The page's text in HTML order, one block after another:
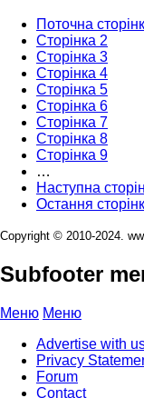
Поточна
Сторінка 2
Сторінка 3
Сторінка 4
Сторінка 5
Сторінка 6
Сторінка 7
Сторінка 8
Сторінка 9
…
Наступна
Остання
Copyright © 2010-2024.
Subfooter
Меню Меню
Advertise with
Privacy
Forum
Contact